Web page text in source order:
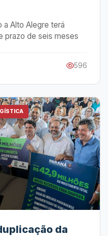
a Alto Alegre terá
prazo de seis meses
596
da